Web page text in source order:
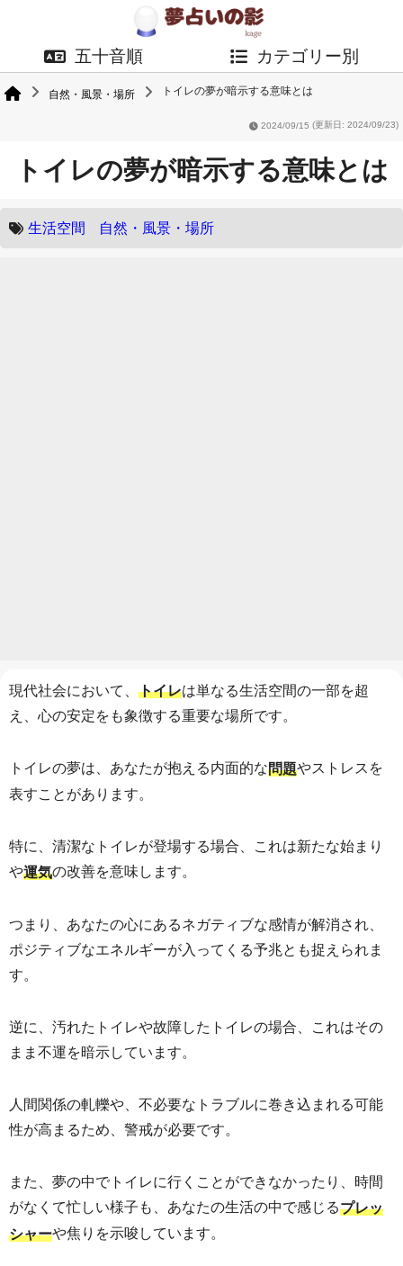
五十音順 カテゴリー別
自然・風景・場所 トイレの夢が暗示する意味とは
2024/09/15 (更新日: 2024/09/23)
トイレの夢が暗示する意味とは
生活空間 自然・風景・場所
現代社会において、 トイレは単なる生活空間の一部を超
え、心の安定をも象徴する重要な場所です。
トイレの夢は、あなたが抱える内面的な問題やストレスを
表すことがあります。
特に、清潔なトイレが登場する場合、これは新たな始まり
や運気の改善を意味します。
つまり、あなたの心にあるネガティブな感情が解消され、
ポジティブなエネルギーが入ってくる予兆とも捉えられま
す。
逆に、汚れたトイレや故障したトイレの場合、これはその
まま不運を暗示しています。
人間関係の軋轢や、不必要なトラブルに巻き込まれる可能
性が高まるため、警戒が必要です。
また、夢の中でトイレに行くことができなかったり、時間
がなくて忙しい様子も、あなたの生活の中で感じるプレッ
シャーや焦りを示唆しています。